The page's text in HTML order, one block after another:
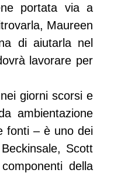
portata via a
Maureen
di aiutarla nel
lavorare per
giorni scorsi e
ambientazione
fonti – è uno dei
Scott
della